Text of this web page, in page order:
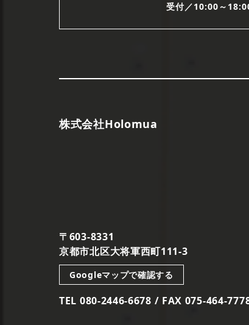
受付／10:00～
株式会社Holomua
〒603-8331
京都市北区大将軍西町111-3
Googleマップで確認する
TEL 080-2446-6678 / FAX 075-464-